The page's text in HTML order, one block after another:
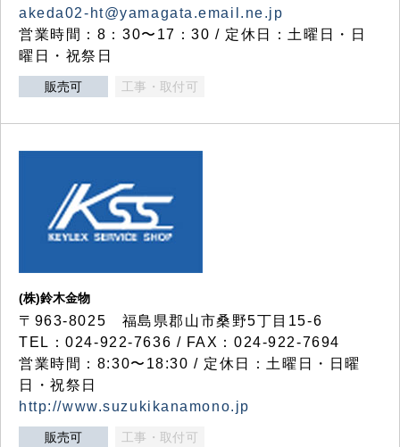
akeda02-ht@yamagata.email.ne.jp
営業時間：8：30〜17：30 / 定休日：土曜日・日
曜日・祝祭日
販売可 工事・取付可
(株)鈴木金物
〒963-8025 福島県郡山市桑野5丁目15-6
TEL：024-922-7636 / FAX：024-922-7694
営業時間：8:30〜18:30 / 定休日：土曜日・日曜
日・祝祭日
http://www.suzukikanamono.jp
販売可 工事・取付可